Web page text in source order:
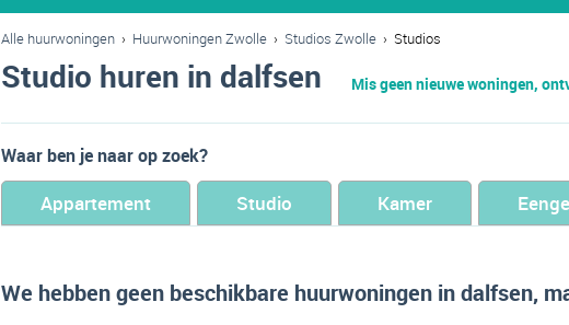
Alle huurwoningen › Huurwoningen Zwolle › Studios Zwolle › Studios
Studio huren in dalfsen Mis geen nieuwe woningen,
Waar ben je naar op zoek?
Appartement Studio Kamer
We hebben geen beschikbare huurwoningen in dalfsen,